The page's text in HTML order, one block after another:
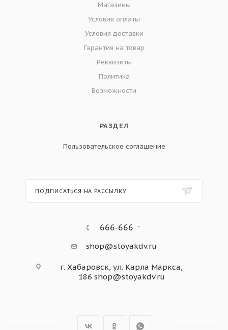
Магазины
Условия оплаты
Условия доставки
Гарантия на товар
Реквизиты
Политика
Возможности
РАЗДЕЛ
Пользовательское соглашение
ПОДПИСАТЬСЯ НА РАССЫЛКУ
666-666
shop@stoyakdv.ru
г. Хабаровск, ул. Карла Маркса,
186 shop@stoyakdv.ru